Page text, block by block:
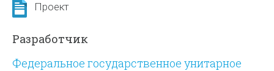
Проект
Разработчик
Федеральное государственное унитарное